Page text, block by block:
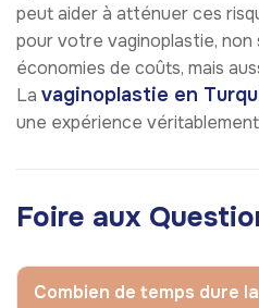
peut aider à atténuer ces
pour votre vaginoplastie, non
économies de coûts, mais
La vaginoplastie en
une expérience
Foire aux
Combien de temps dure